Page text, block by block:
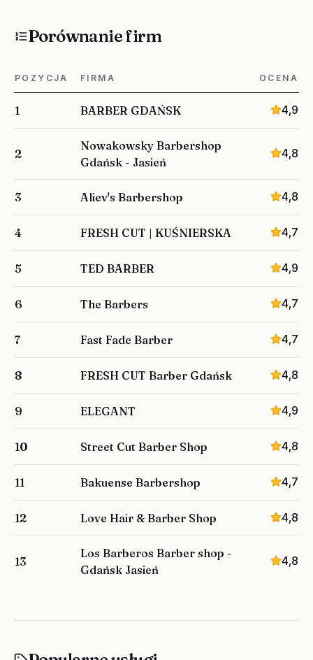
Porównanie firm
POZYCJA FIRMA OCENA
1 BARBER GDAŃSK 4,9
2
Nowakowsky Barbershop
Gdańsk - Jasień
4,8
3 Aliev's Barbershop 4,8
4 FRESH CUT | KUŚNIERSKA 4,7
5 TED BARBER 4,9
6 The Barbers 4,7
7 Fast Fade Barber 4,7
8 FRESH CUT Barber Gdańsk 4,8
9 ELEGANT 4,9
10 Street Cut Barber Shop 4,8
11 Bakuense Barbershop 4,7
12 Love Hair & Barber Shop 4,8
13
Los Barberos Barber shop -
Gdańsk Jasień
4,8